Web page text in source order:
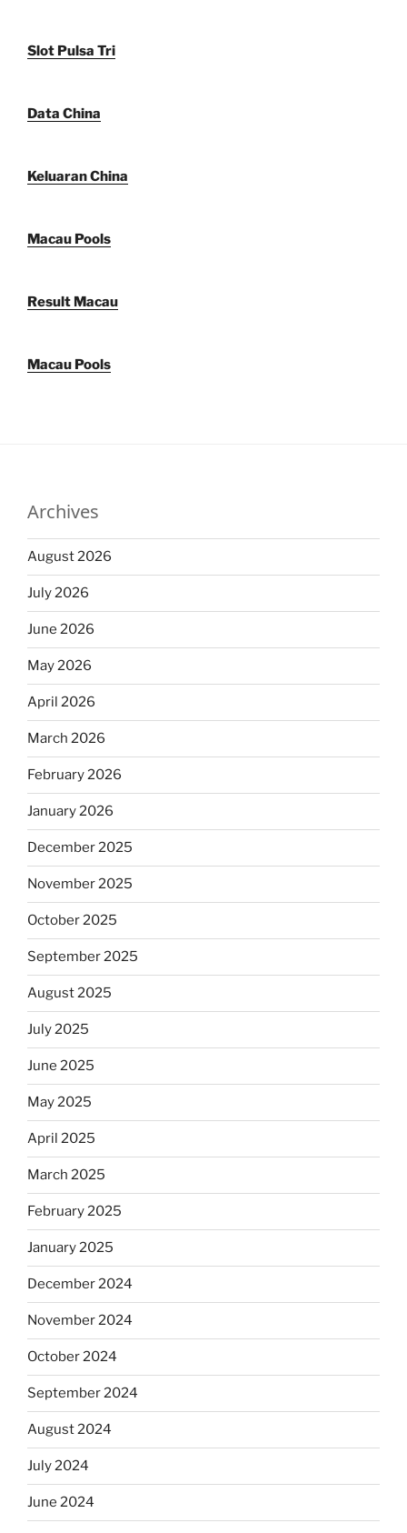
Slot Pulsa Tri
Data China
Keluaran China
Macau Pools
Result Macau
Macau Pools
Archives
August 2026
July 2026
June 2026
May 2026
April 2026
March 2026
February 2026
January 2026
December 2025
November 2025
October 2025
September 2025
August 2025
July 2025
June 2025
May 2025
April 2025
March 2025
February 2025
January 2025
December 2024
November 2024
October 2024
September 2024
August 2024
July 2024
June 2024